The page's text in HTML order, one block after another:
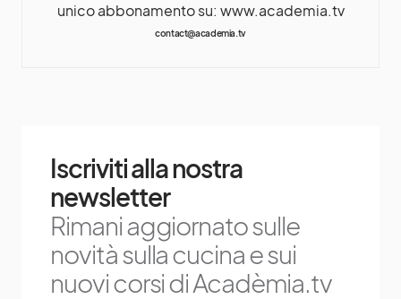
unico abbonamento su: www.academia.tv
contact@academia.tv
Iscriviti alla nostra
newsletter
Rimani aggiornato sulle
novità sulla cucina e sui
nuovi corsi di Acadèmia.tv